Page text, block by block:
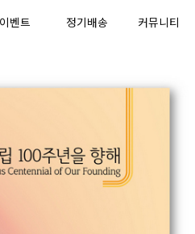
이벤트 정기배송 커뮤니티